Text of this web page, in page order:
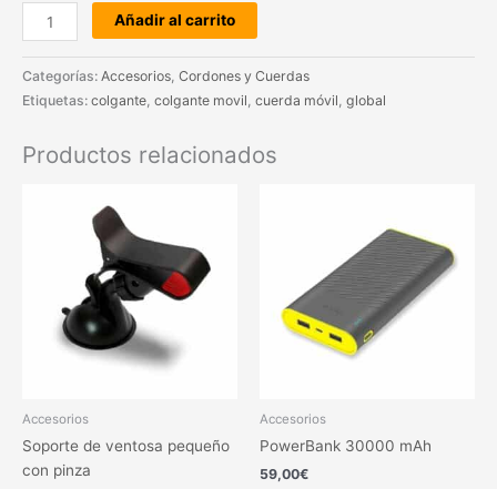
Añadir al carrito
Categorías: Accesorios Cordones y Cuerdas
Etiquetas: colgante colgante movil cuerda móvil global
Productos relacionados
Accesorios
Soporte de ventosa pequeño
con pinza
Accesorios
PowerBank 30000 mAh
59,00€